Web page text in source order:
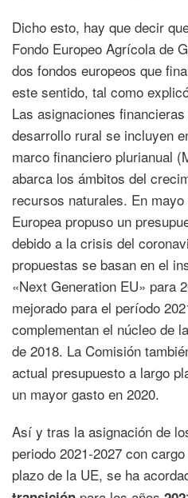
Dicho esto, hay que decir
Fondo Europeo Agrícola de
dos fondos europeos que
este sentido, tal como
Las asignaciones
desarrollo rural se incluyen
marco financiero plurianual
abarca los ámbitos del
recursos naturales. En
Europea propuso un
debido a la crisis del
propuestas se basan en el
«Next Generation EU» para
mejorado para el período
complementan el núcleo de
de 2018. La Comisión
actual presupuesto a largo
un mayor gasto en 2020.
Así y tras la asignación de
periodo 2021-2027 con
plazo de la UE, se ha